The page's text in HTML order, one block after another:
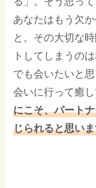
あなたはもう欠
と。その大切な
トしてしまうの
でも会いたいと
会いに行って癒
にこそ、パート
じられると思い